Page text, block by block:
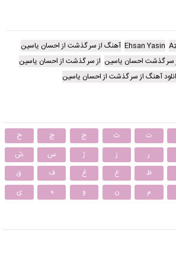
Ehsan Yasin آهنگ از سر گذشت از احسان یاسین
سر گذشت احسان یاسین از سر گذشت از احسان یاسین
آهنگ از سر گذشت از احسان یاسین
ت ث ج چ
ح
ر ز ژ س
ش
ظ ع غ ف
ق
م ن و ه ی